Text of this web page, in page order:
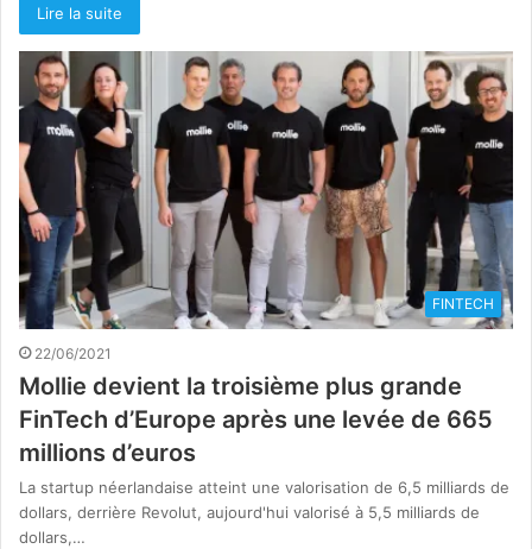
Lire la suite
FINTECH
22/06/2021
Mollie devient la troisième plus grande
FinTech d’Europe après une levée de 665
millions d’euros
La startup néerlandaise atteint une valorisation de 6,5 milliards de
dollars, derrière Revolut, aujourd'hui valorisé à 5,5 milliards de
dollars,…